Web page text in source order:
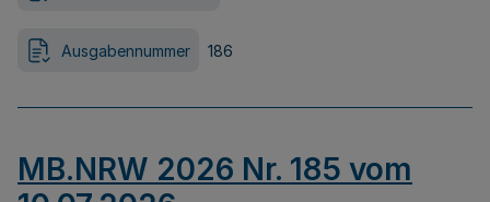
Ausgabennummer 186
MB.NRW 2026 Nr. 185 vom